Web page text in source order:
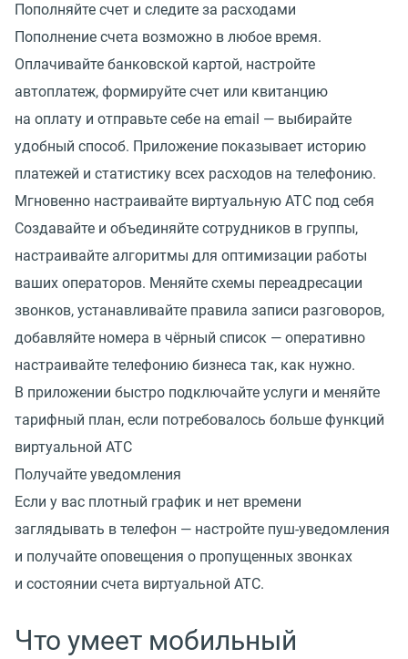
Пополняйте счет и следите за расходами
Пополнение счета возможно в любое время.
Оплачивайте банковской картой, настройте
автоплатеж, формируйте счет или квитанцию
на оплату и отправьте себе на email — выбирайте
удобный способ. Приложение показывает историю
платежей и статистику всех расходов на телефонию.
Мгновенно настраивайте виртуальную АТС под себя
Создавайте и объединяйте сотрудников в группы,
настраивайте алгоритмы для оптимизации работы
ваших операторов. Меняйте схемы переадресации
звонков, устанавливайте правила записи разговоров,
добавляйте номера в чёрный список — оперативно
настраивайте телефонию бизнеса так, как нужно.
В приложении быстро подключайте услуги и меняйте
тарифный план, если потребовалось больше функций
виртуальной АТС
Получайте уведомления
Если у вас плотный график и нет времени
заглядывать в телефон — настройте пуш-уведомления
и получайте оповещения о пропущенных звонках
и состоянии счета виртуальной АТС.
Что умеет мобильный